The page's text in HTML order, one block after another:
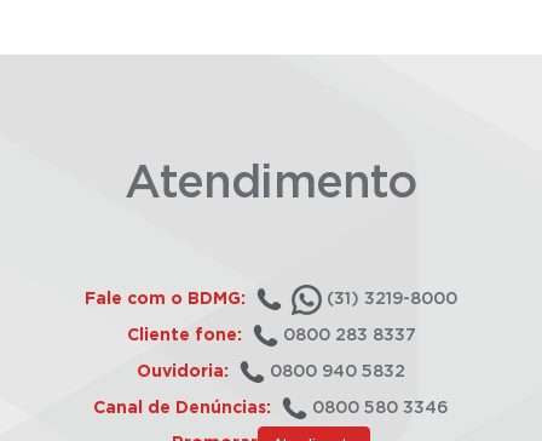
Atendimento
Fale com o BDMG: (31) 3219-8000
Cliente fone: 0800 283 8337
Ouvidoria: 0800 940 5832
Canal de Denúncias: 0800 580 3346